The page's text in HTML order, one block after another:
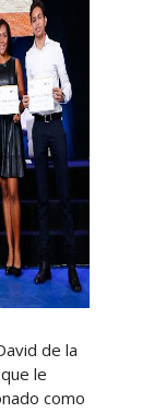
de la
le
como